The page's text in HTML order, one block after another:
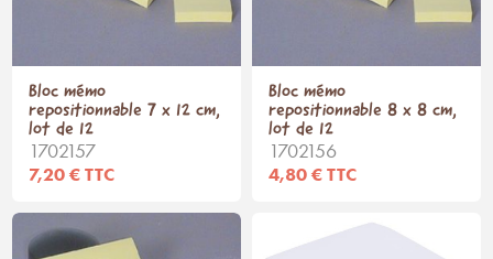
Bloc mémo
repositionnable 7 x 12 cm,
lot de 12
1702157
7,20 € TTC
Bloc mémo
repositionnable 8 x 8 cm,
lot de 12
1702156
4,80 € TTC